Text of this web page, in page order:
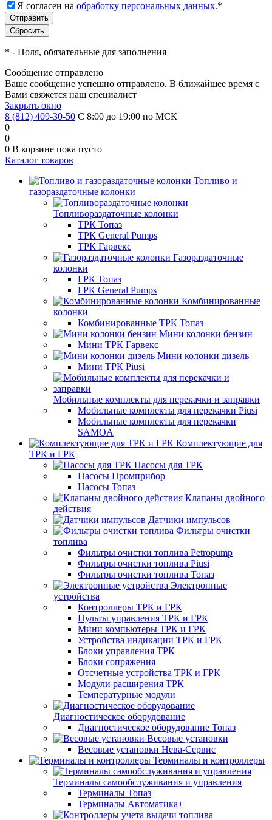
Я согласен на обработку персональных данных.*
* - Поля, обязательные для заполнения
Сообщение отправлено
Ваше сообщение успешно отправлено. В ближайшее время с
Вами свяжется наш специалист
Закрыть окно
8 (812) 409-30-50 С 8:00 до 19:00 по МСК
0
0
0 В корзине пока пусто
Каталог товаров
Топливо и
газораздаточные колонки
Топливораздаточные колонки
ТРК Топаз
ТРК General Pumps
ТРК Гарвекс
Газораздаточные
колонки
ГРК Топаз
ГРК General Pumps
Комбинированные
колонки
Комбинированные ТРК Топаз
Мини колонки бензин
Мини ТРК Гарвекс
Мини колонки дизель
Мини ТРК Piusi
Мобильные комплекты для перекачки и заправки
Мобильные комплекты для перекачки Piusi
Мобильные комплекты для перекачки
SAMOA
Комплектующие для
ТРК и ГРК
Насосы для ТРК
Насосы Промприбор
Насосы Топаз
Клапаны двойного
действия
Датчики импульсов
Фильтры очистки
топлива
Фильтры очистки топлива Petropump
Фильтры очистки топлива Piusi
Фильтры очистки топлива Топаз
Электронные
устройства
Контроллеры ТРК и ГРК
Пульты управления ТРК и ГРК
Мини компьютеры ТРК и ГРК
Устройства индикации ТРК и ГРК
Блоки управления ТРК
Блоки сопряжения
Отсчетные устройства ТРК и ГРК
Модули расширения ТРК
Температурные модули
Диагностическое оборудование
Диагностическое оборудование Топаз
Весовые установки
Весовые установки Нева-Сервис
Терминалы и контроллеры
Терминалы самообслуживания и управления
Терминалы Топаз
Терминалы Автоматика+